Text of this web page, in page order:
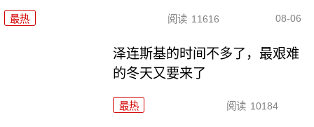
最热 阅读 11616 08-06
泽连斯基的时间不多了，最艰难
的冬天又要来了
最热 阅读 10184